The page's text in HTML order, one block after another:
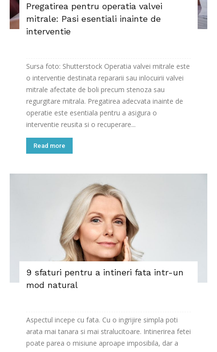
Pregatirea pentru operatia valvei
mitrale: Pasi esentiali inainte de
interventie
Sursa foto: Shutterstock Operatia valvei mitrale este
o interventie destinata repararii sau inlocuirii valvei
mitrale afectate de boli precum stenoza sau
regurgitare mitrala. Pregatirea adecvata inainte de
operatie este esentiala pentru a asigura o
interventie reusita si o recuperare...
Read more
9 sfaturi pentru a intineri fata intr-un
mod natural
Aspectul incepe cu fata. Cu o ingrijire simpla poti
arata mai tanara si mai stralucitoare. Intinerirea fetei
poate parea o misiune aproape imposibila, dar a